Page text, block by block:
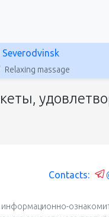
Severodvinsk
Relaxing massage
Contacts: